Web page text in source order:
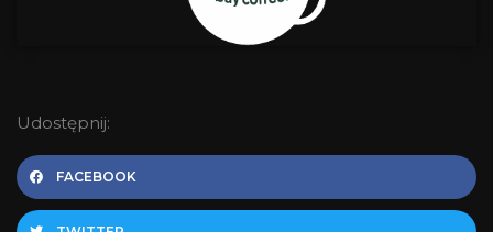
Udostępnij:
FACEBOOK